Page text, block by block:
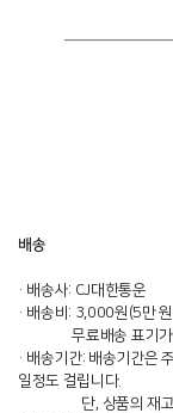
배송
· 배송사: CJ대한통운
· 배송비: 3,000원(5만
무료배송 표기가 되
· 배송기간: 배송기간은
일정도 걸립니다.
단, 상품의 재고 상황